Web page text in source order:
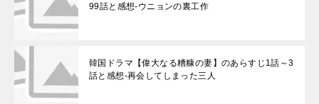
99話と感想-ウニョンの裏工作
韓国ドラマ【偉大なる糟糠の妻】のあらすじ1話～3
話と感想-再会してしまった三人